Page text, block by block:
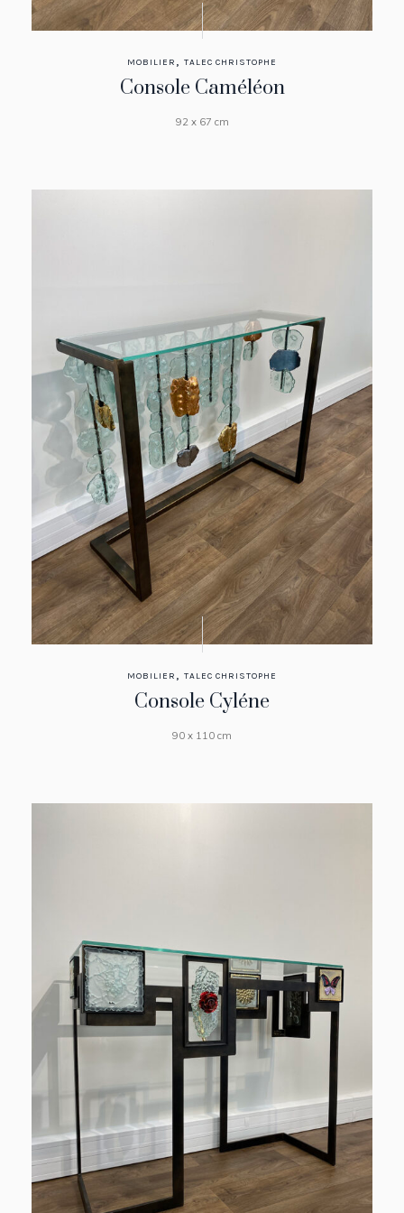
MOBILIER ,TALEC CHRISTOPHE
Console Caméléon
92 x 67 cm
MOBILIER ,TALEC CHRISTOPHE
Console Cyléne
90 x 110 cm